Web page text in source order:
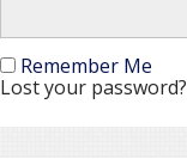
Remember Me
Lost your password?